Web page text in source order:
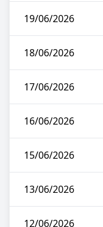
19/06/2026
18/06/2026
17/06/2026
16/06/2026
15/06/2026
13/06/2026
12/06/2026